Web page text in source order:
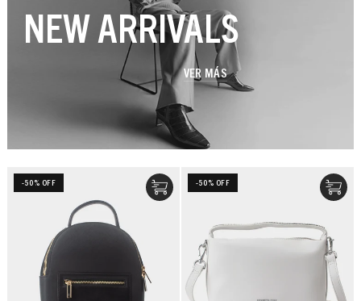
NEW ARRIVALS
VER MÁS
-50% OFF -50% OFF